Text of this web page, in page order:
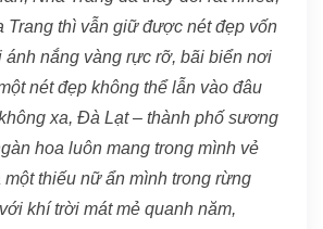
Trang thì vẫn giữ được nét đẹp vốn
ánh nắng vàng rực rỡ, bãi biển nơi
nét đẹp không thể lẫn vào đâu
xa, Đà Lạt – thành phố sương
hoa luôn mang trong mình vẻ
thiếu nữ ẩn mình trong rừng
khí trời mát mẻ quanh năm,